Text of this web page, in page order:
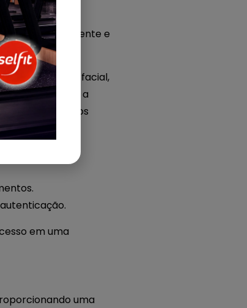
sistema eficiente e
facial,
associadas a
em que os
em uma
uma